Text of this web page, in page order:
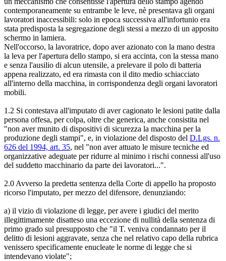
contemporaneamente su entrambe le leve, nè presentava gli organi
lavoratori inaccessibili: solo in epoca successiva all'infortunio era
stata predisposta la segregazione degli stessi a mezzo di un apposito
schermo in lamiera.
Nell'occorso, la lavoratrice, dopo aver azionato con la mano destra
la leva per l'apertura dello stampo, si era accinta, con la stessa mano
e senza l'ausilio di alcun utensile, a prelevare il polo di batteria
appena realizzato, ed era rimasta con il dito medio schiacciato
all'interno della macchina, in corrispondenza degli organi lavoratori
mobili.
1.2 Si contestava all'imputato di aver cagionato le lesioni patite dalla
persona offesa, per colpa, oltre che generica, anche consistita nel
"non aver munito di dispositivi di sicurezza la macchina per la
produzione degli stampi", e, in violazione del disposto del D.Lgs. n.
626 del 1994, art. 35, nel "non aver attuato le misure tecniche ed
organizzative adeguate per ridurre al minimo i rischi connessi all'uso
del suddetto macchinario da parte dei lavoratori...".
2.0 Avverso la predetta sentenza della Corte di appello ha proposto
ricorso l'imputato, per mezzo del difensore, denunziando:
a) il vizio di violazione di legge, per avere i giudici del merito
illegittimamente disatteso una eccezione di nullità della sentenza di
primo grado sul presupposto che "il T. veniva condannato per il
delitto di lesioni aggravate, senza che nel relativo capo della rubrica
venissero specificamente enucleate le norme di legge che si
intendevano violate";